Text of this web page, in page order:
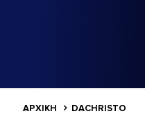
ΑΡΧΙΚΗ DACHRISTO